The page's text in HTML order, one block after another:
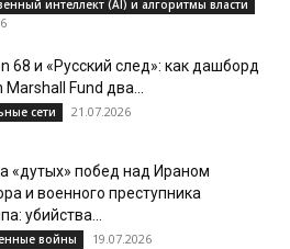
интеллект (AI) и алгоритмы власти
68 и «Русский след»: как дашборд
Marshall Fund два...
сети 21.07.2026
«дутых» побед над Ираном
и военного преступника
убийства...
войны 19.07.2026